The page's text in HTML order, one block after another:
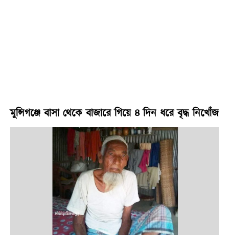
মুন্সিগঞ্জে বাসা থেকে বাজারে গিয়ে ৪ দিন ধরে বৃদ্ধ নিখোঁজ